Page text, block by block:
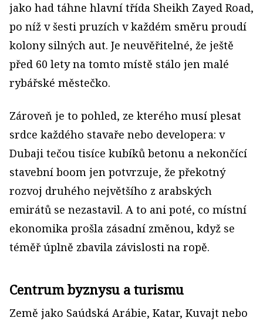
jako had táhne hlavní třída Sheikh Zayed Road,
po níž v šesti pruzích v každém směru proudí
kolony silných aut. Je neuvěřitelné, že ještě
před 60 lety na tomto místě stálo jen malé
rybářské městečko.
Zároveň je to pohled, ze kterého musí plesat
srdce každého stavaře nebo developera: v
Dubaji tečou tisíce kubíků betonu a nekončící
stavební boom jen potvrzuje, že překotný
rozvoj druhého největšího z arabských
emirátů se nezastavil. A to ani poté, co místní
ekonomika prošla zásadní změnou, když se
téměř úplně zbavila závislosti na ropě.
Centrum byznysu a turismu
Země jako Saúdská Arábie, Katar, Kuvajt nebo